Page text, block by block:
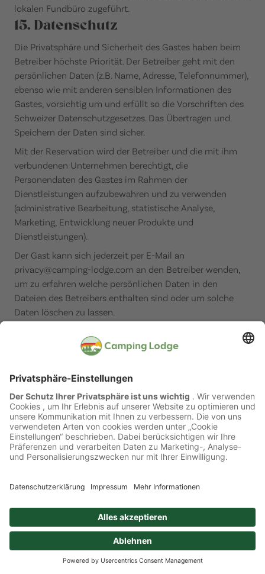
lokalen Fundbüro zugeführt.
15. Datenschutz
Die Privatsphäre und Sicherheit des Gastes haben beim
Betreiber höchste Priorität. Der Betreiber geht mit den
persönlichen Daten (z.B. Name, Adresse, Telefonnummer),
ebenso wie mit anderen sensiblen Informationen des
Gastes, vorsichtig um und erfüllt so die Vorschriften des
Schweizer Datenschutzgesetzes. Das Übertragen und
Speichern der Daten sind sicher.
Mit der Reservation wird der Betreiber und die mit ihm
verbundenen Unternehmen berechtigt, die
Personendaten des Gastes im Rahmen der
Dienstleistungen aufzubewahren und zu verwenden
(administrative Bearbeitung, statistische Analyse,
Marketing, Entwicklung neuer Produkte und
Dienstleistungen).
Der Gast kann sich jederzeit per E-Mail an
privacy@camping-lodge.com an den Betreiber wenden,
um zu erfahren welche persönlichen Daten in den
Dateien des Betreibers enthalten sind oder um solche
Daten löschen zu lassen.
Bei Missachtungen dieser AGBs behält sich der Betreiber
wegzuweisen.
Sollten einzelne Bestimmungen dieser AGB unwirksam
sein, so berührt dies die Gültigkeit der übrigen
Bestimmungen nicht. In einem solchen Fall wird die
rechtsunwirksame Bestimmung durch eine sinngemäss
ähnliche, aber wirksame Bestimmung ersetzt.
selbst erbracht werden, so handelt der Betreiber lediglich
Jede getätigte Reservierung beinhaltet die ausdrückliche
und vollständige Annahme der AGB des Betreibers.
17. Anwendbares Recht/